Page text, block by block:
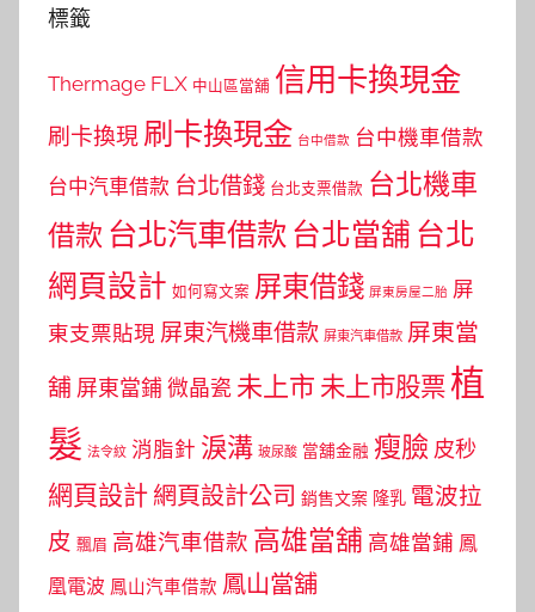
標籤
Thermage FLX 中山區當舖 信用卡換現金
刷卡換現 刷卡換現金 台中借款 台中機車借款
台中汽車借款 台北借錢 台北支票借款 台北機車
借款 台北汽車借款 台北當舖 台北
網頁設計 如何寫文案 屏東借錢 屏東房屋二胎 屏
東支票貼現 屏東汽機車借款 屏東汽車借款 屏東當
舖 屏東當鋪 微晶瓷 未上市 未上市股票植
髮 法令紋 消脂針 淚溝 玻尿酸 當舖金融 瘦臉 皮秒
網頁設計 網頁設計公司 銷售文案 隆乳 電波拉
皮 飄眉 高雄汽車借款 高雄當舖 高雄當鋪 鳳
凰電波 鳳山汽車借款 鳳山當舖